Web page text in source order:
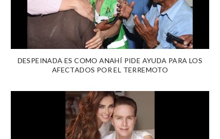
DESPEINADA ES COMO ANAHÍ PIDE AYUDA PARA LOS
AFECTADOS POR EL TERREMOTO